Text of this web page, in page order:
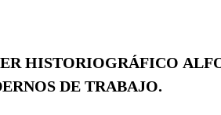
HISTORIOGRÁFICO
DE TRABAJO.